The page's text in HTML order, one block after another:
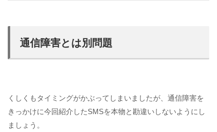
通信障害とは別問題
くしくもタイミングがかぶってしまいましたが、通信障害を
きっかけに今回紹介したSMSを本物と勘違いしないようにし
ましょう。